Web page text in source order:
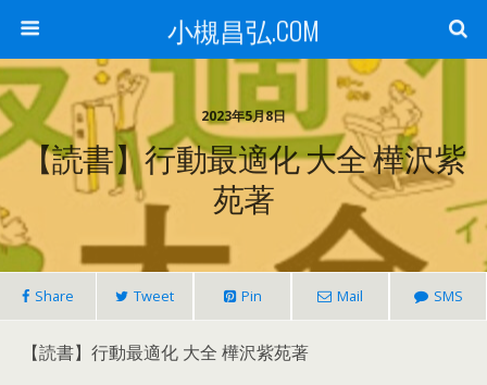
小槻昌弘.COM
2023年5月8日
【読書】行動最適化 大全 樺沢紫
苑著
Share Tweet Pin Mail SMS
【読書】行動最適化 大全 樺沢紫苑著